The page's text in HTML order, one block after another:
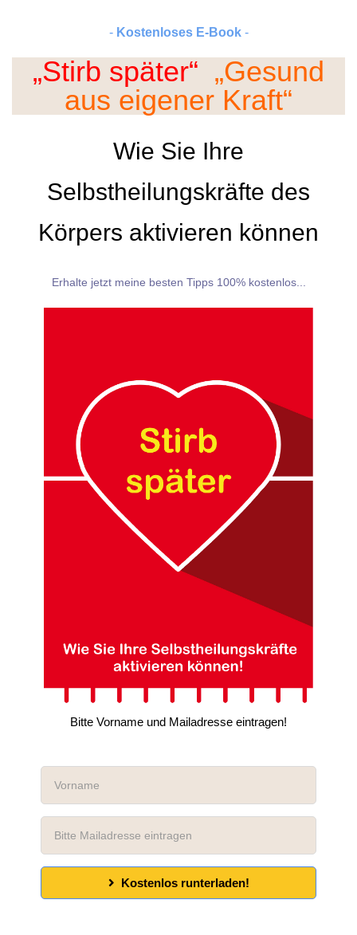
- Kostenloses E-Book-
„Stirb später“ „Gesund
aus eigener Kraft“
Wie Sie Ihre
Selbstheilungskräfte des
Körpers aktivieren können
Erhalte jetzt meine besten Tipps 100% kostenlos...
Bitte Vorname und Mailadresse eintragen!
Kostenlos runterladen!